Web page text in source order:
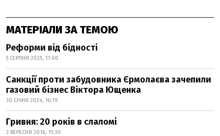
МАТЕРІАЛИ ЗА ТЕМОЮ
Реформи від бідності
5 СЕРПНЯ 2025, 17:00
Санкції проти забудовника Єрмолаєва зачепили
газовий бізнес Віктора Ющенка
30 СІЧНЯ 2024, 16:19
Гривня: 20 років в слаломі
2 ВЕРЕСНЯ 2016, 15:30